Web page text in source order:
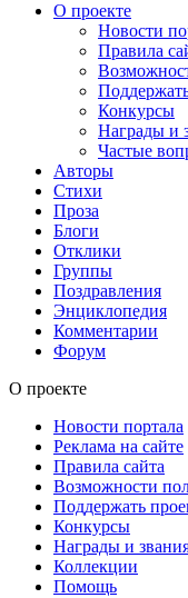
О проекте
Новости
Правила
Конкурсы
Награды и
Частые
Авторы
Стихи
Проза
Блоги
Отклики
Группы
Поздравления
Энциклопедия
Комментарии
Форум
О проекте
Новости портала
Реклама на сайте
Правила сайта
Возможности
Поддержать
Конкурсы
Награды и
Коллекции
Помощь